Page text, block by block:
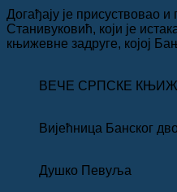
Догађају је присуствовао
Станивуковић, који је
књижевне задруге, којој
ВЕЧЕ СРПСКЕ
Вијећница Банског
Душко Певуља